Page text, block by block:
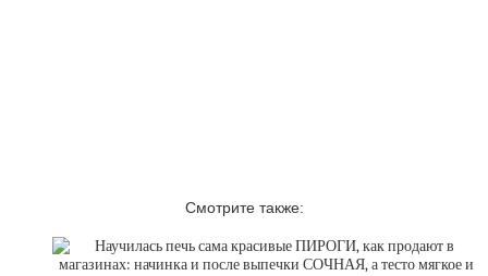
Смотрите также: